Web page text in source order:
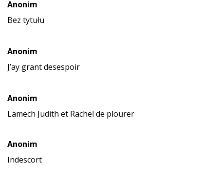
Anonim
Bez tytułu
Anonim
J’ay grant desespoir
Anonim
Lamech Judith et Rachel de plourer
Anonim
Indescort